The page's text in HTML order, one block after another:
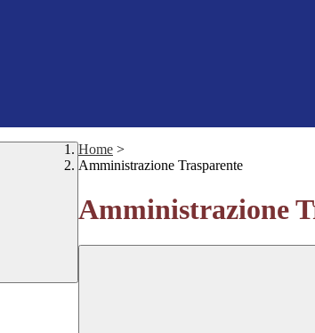
Home >
Amministrazione Trasparente
Amministrazione